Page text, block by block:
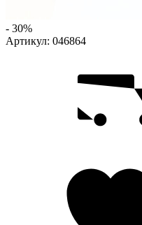
- 30%
Артикул: 046864